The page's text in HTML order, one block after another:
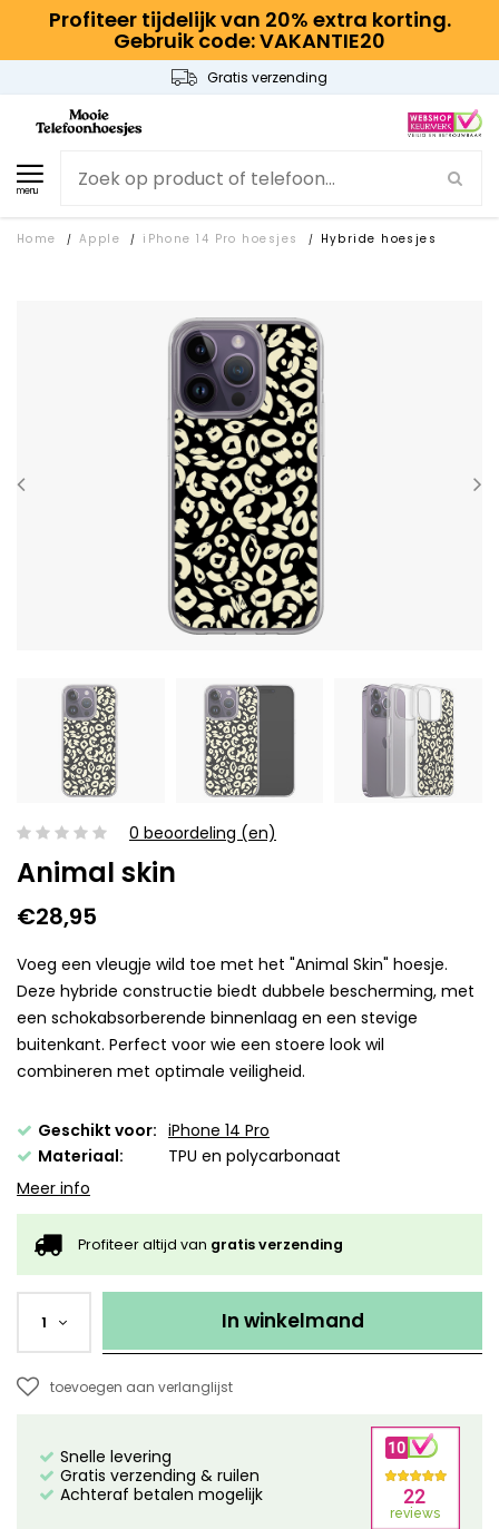
Profiteer tijdelijk van 20% extra korting.
Gebruik code: VAKANTIE20
Gratis verzending
menu
Home / Apple / iPhone 14 Pro hoesjes / Hybride hoesjes
0 beoordeling (en)
Animal skin
€28,95
Voeg een vleugje wild toe met het "Animal Skin" hoesje.
Deze hybride constructie biedt dubbele bescherming, met
een schokabsorberende binnenlaag en een stevige
buitenkant. Perfect voor wie een stoere look wil
combineren met optimale veiligheid.
Geschikt voor: iPhone 14 Pro
Materiaal:
TPU en polycarbonaat
Meer info
Profiteer altijd van gratis verzending
1 In winkelmand
toevoegen aan verlanglijst
Snelle levering
Gratis verzending & ruilen
Achteraf betalen mogelijk